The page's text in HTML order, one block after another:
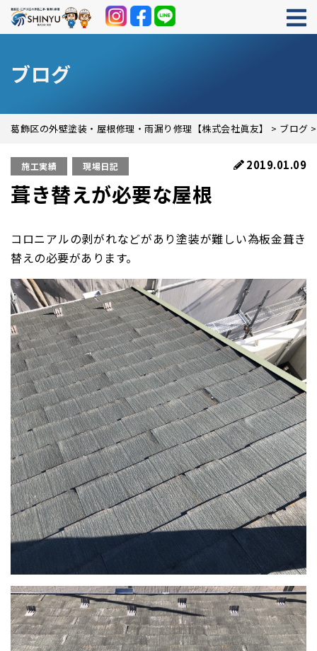
ブログ
葛飾区の外壁塗装・屋根修理・雨漏り修理【株式会社眞友】 > ブログ
施工実績 現場日記 2019.01.09
葺き替えが必要な屋根
コロニアルの剥がれなどがあり塗装が難しい為板金葺き
替えの必要があります。